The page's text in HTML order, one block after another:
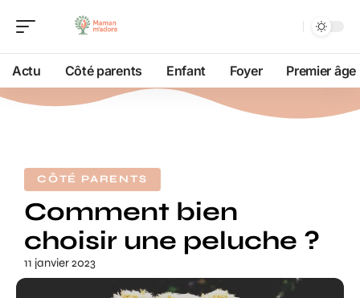
Actu Côté parents Enfant Foyer Premier âge
CÔTÉ PARENTS
Comment bien
choisir une peluche ?
11 janvier 2023